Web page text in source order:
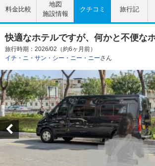
料金比較
地図
施設情報
クチコミ 旅行記
快適なホテルですが、何かと不便な
旅行時期：2026/02（約6ヶ月前）
イチ・ニ・サン・シー・ニー・ニーさん